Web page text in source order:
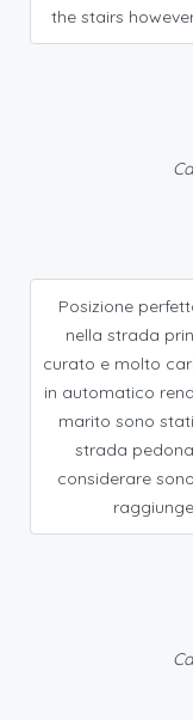
the stairs
Posizione
nella strada
curato e molto
in automatico
marito sono
strada
considerare